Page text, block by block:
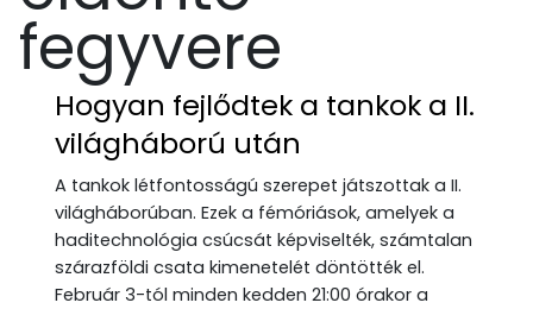
fegyvere
Hogyan fejlődtek a tankok a II.
világháború után
A tankok létfontosságú szerepet játszottak a II.
világháborúban. Ezek a fémóriások, amelyek a
haditechnológia csúcsát képviselték, számtalan
szárazföldi csata kimenetelét döntötték el.
Február 3-tól minden kedden 21:00 órakor a